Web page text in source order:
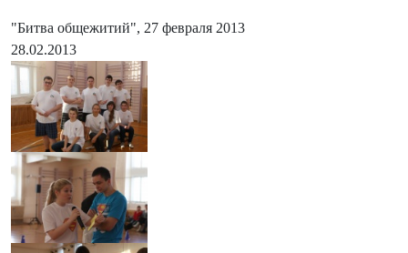
"Битва общежитий", 27 февраля 2013
28.02.2013